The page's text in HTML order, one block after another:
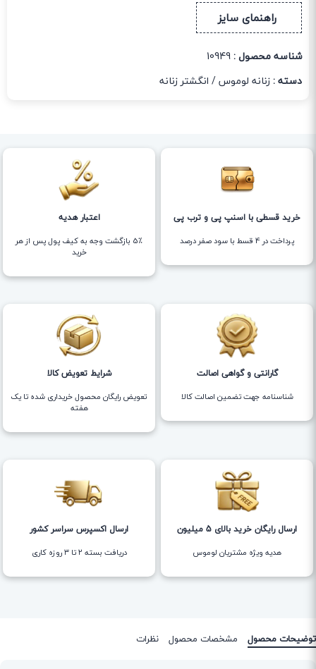
راهنمای سایز
شناسه محصول :10949
دسته :زنانه لوموس/ انگشتر زنانه
خرید قسطی با اسنپ پی و ترب پی
پرداخت در 4 قسط با سود صفر درصد
اعتبار هدیه
5٪ بازگشت وجه به کیف پول پس از هر
خرید
گارانتی و گواهی اصالت
شناسنامه جهت تضمین اصالت کالا
شرایط تعویض کالا
تعویض رایگان محصول خریداری شده تا یک
هفته
ارسال رایگان خرید بالای 5 میلیون
هدیه ویژه مشتریان لوموس
ارسال اکسپرس سراسر کشور
دریافت بسته ۲ تا ۳ روزه کاری
توضیحات محصول مشخصات محصول نظرات